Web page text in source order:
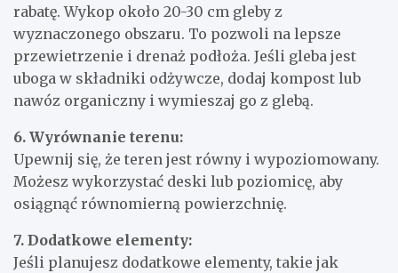
rabatę. Wykop około 20-30 cm gleby z
wyznaczonego obszaru. To pozwoli na lepsze
przewietrzenie i drenaż podłoża. Jeśli gleba jest
uboga w składniki odżywcze, dodaj kompost lub
nawóz organiczny i wymieszaj go z glebą.
6. Wyrównanie terenu:
Upewnij się, że teren jest równy i wypoziomowany.
Możesz wykorzystać deski lub poziomicę, aby
osiągnąć równomierną powierzchnię.
7. Dodatkowe elementy:
Jeśli planujesz dodatkowe elementy, takie jak